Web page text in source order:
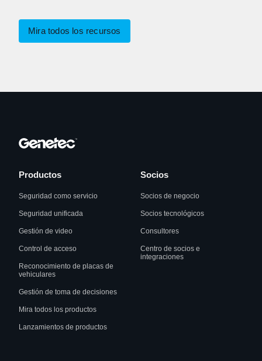
Mira todos los recursos
Productos
Seguridad como servicio
Seguridad unificada
Gestión de video
Control de acceso
Reconocimiento de placas de
vehiculares
Gestión de toma de decisiones
Mira todos los productos
Lanzamientos de productos
Socios
Socios de negocio
Socios tecnológicos
Consultores
Centro de socios e
integraciones